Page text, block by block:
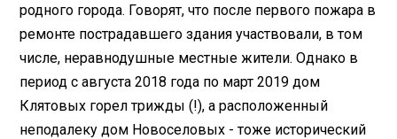
родного города. Говорят, что после первого пожара в
ремонте пострадавшего здания участвовали, в том
числе, неравнодушные местные жители. Однако в
период с августа 2018 года по март 2019 дом
Клятовых горел трижды (!), а расположенный
неподалеку дом Новоселовых - тоже исторический